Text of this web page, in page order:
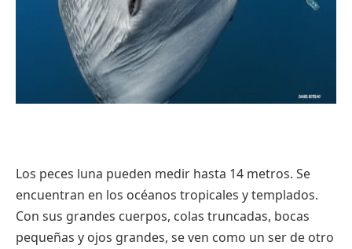
Los peces luna pueden medir hasta 14 metros. Se
encuentran en los océanos tropicales y templados.
Con sus grandes cuerpos, colas truncadas, bocas
pequeñas y ojos grandes, se ven como un ser de otro